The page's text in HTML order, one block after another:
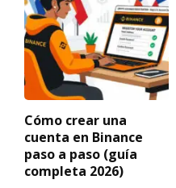
Cómo crear una
cuenta en Binance
paso a paso (guía
completa 2026)